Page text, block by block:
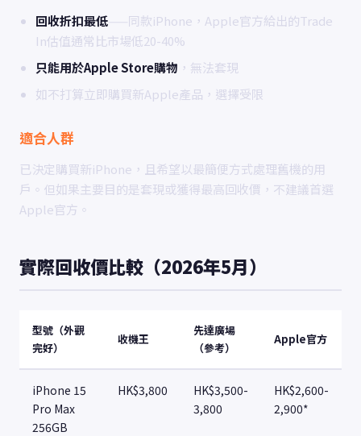
回收折扣最低 ——同款iPhone，Apple官方給出的Trade
In估值通常比市場低20-40%
只能用於Apple Store購物 ，無法套現
如不打算立即購買新Apple產品，選擇受限
適合人群
已決定購買新iPhone，且希望以最簡便方式處理舊機的用
戶。但如果主要目的是套現或獲得最高回收價，不建議首選
Apple官方。
實際回收價比較（2026年5月）
型號（外觀
完好）
收機王
先達廣場
（參考）
Apple官方
iPhone 15
Pro Max
256GB
HK$3,800
HK$3,500-
3,800
HK$2,600-
2,900*